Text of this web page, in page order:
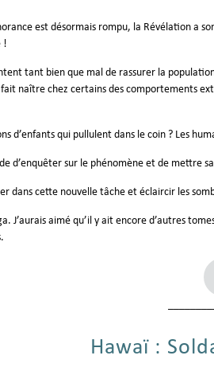
est désormais rompu, la Révélation a
!
tant bien que mal de rassurer la
naître chez certains des comportements
d’enfants qui pullulent dans le coin ? Les
d’enquêter sur le phénomène et de
dans cette nouvelle tâche et éclaircir les
J’aurais aimé qu’il y ait encore d’autres
Hawaï :